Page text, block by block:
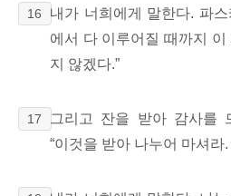
16
내가 너희에게 말한다. 파
에서 다 이루어질 때까지
지 않겠다.”
17
그리고 잔을 받아 감사를
“이것을 받아 나누어 마셔라.